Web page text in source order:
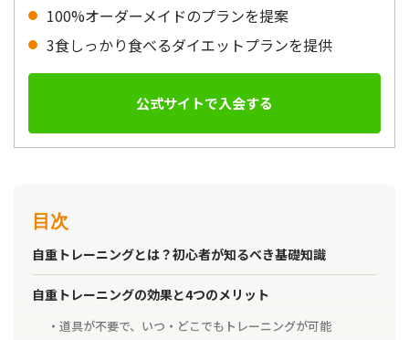
100%オーダーメイドのプランを提案
3食しっかり食べるダイエットプランを提供
公式サイトで入会する
目次
自重トレーニングとは？初心者が知るべき基礎知識
自重トレーニングの効果と4つのメリット
道具が不要で、いつ・どこでもトレーニングが可能